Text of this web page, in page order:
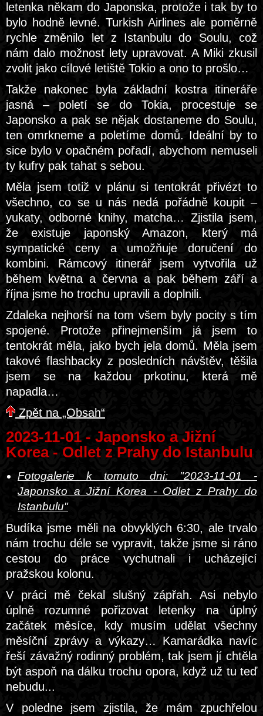
letenka někam do Japonska, protože i tak by to
bylo hodně levné. Turkish Airlines ale poměrně
rychle změnilo let z Istanbulu do Soulu, což
nám dalo možnost lety upravovat. A Miki zkusil
zvolit jako cílové letiště Tokio a ono to prošlo…
Takže nakonec byla základní kostra itineráře
jasná – poletí se do Tokia, procestuje se
Japonsko a pak se nějak dostaneme do Soulu,
ten omrkneme a poletíme domů. Ideální by to
sice bylo v opačném pořadí, abychom nemuseli
ty kufry pak tahat s sebou.
Měla jsem totiž v plánu si tentokrát přivézt to
všechno, co se u nás nedá pořádně koupit –
yukaty, odborné knihy, matcha… Zjistila jsem,
že existuje japonský Amazon, který má
sympatické ceny a umožňuje doručení do
kombini. Rámcový itinerář jsem vytvořila už
během května a června a pak během září a
října jsme ho trochu upravili a doplnili.
Zdaleka nejhorší na tom všem byly pocity s tím
spojené. Protože přinejmenším já jsem to
tentokrát měla, jako bych jela domů. Měla jsem
takové flashbacky z posledních návštěv, těšila
jsem se na každou prkotinu, která mě
napadla…
Zpět na „Obsah“
2023-11-01 - Japonsko a Jižní
Korea - Odlet z Prahy do Istanbulu
Fotogalerie k tomuto dni: "2023-11-01 -
Japonsko a Jižní Korea - Odlet z Prahy do
Istanbulu"
Budíka jsme měli na obvyklých 6:30, ale trvalo
nám trochu déle se vypravit, takže jsme si ráno
cestou do práce vychutnali i ucházející
pražskou kolonu.
V práci mě čekal slušný zápřah. Asi nebylo
úplně rozumné pořizovat letenky na úplný
začátek měsíce, kdy musím udělat všechny
měsíční zprávy a výkazy… Kamarádka navíc
řeší závažný rodinný problém, tak jsem jí chtěla
být aspoň na dálku trochu opora, když už tu teď
nebudu...
V poledne jsem zjistila, že mám zpuchřelou